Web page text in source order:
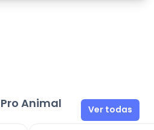
Animal
Ver todas